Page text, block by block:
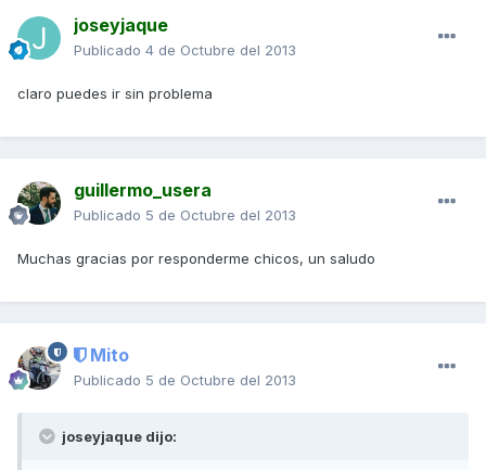
joseyjaque
Publicado 4 de Octubre del 2013
claro puedes ir sin problema
guillermo_usera
Publicado 5 de Octubre del 2013
Muchas gracias por responderme chicos, un saludo
Mito
Publicado 5 de Octubre del 2013
joseyjaque dijo: